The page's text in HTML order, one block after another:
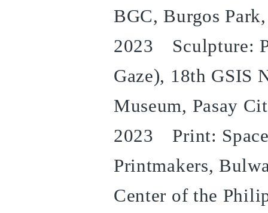
BGC, Burgos
2023 Sculpture:
Gaze), 18th GSIS
Museum, Pasay
2023 Print:
Printmakers,
Center of the